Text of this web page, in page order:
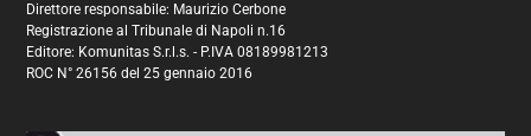
Direttore responsabile: Maurizio Cerbone
Registrazione al Tribunale di Napoli n.16
Editore: Komunitas S.r.l.s. - P.IVA 08189981213
ROC N° 26156 del 25 gennaio 2016